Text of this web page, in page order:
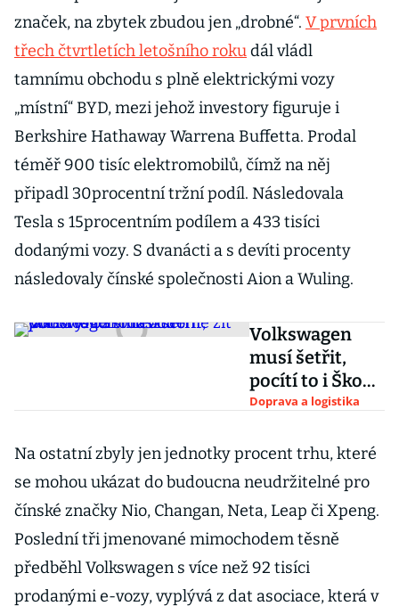
značek, na zbytek zbudou jen „drobné“. V prvních
třech čtvrtletích letošního rokudál vládl
tamnímu obchodu s plně elektrickými vozy
„místní“ BYD, mezi jehož investory figuruje i
Berkshire Hathaway Warrena Buffetta. Prodal
téměř 900 tisíc elektromobilů, čímž na něj
připadl 30procentní tržní podíl. Následovala
Tesla s 15procentním podílem a 433 tisíci
dodanými vozy. S dvanácti a s devíti procenty
následovaly čínské společnosti Aion a Wuling.
Volkswagen
musí šetřit,
pocítí to i Škoda
Auto. Odbory:
žít jako dosud
Doprava a logistika
Na ostatní zbyly jen jednotky procent trhu, které
se mohou ukázat do budoucna neudržitelné pro
čínské značky Nio, Changan, Neta, Leap či Xpeng.
Poslední tři jmenované mimochodem těsně
předběhl Volkswagen s více než 92 tisíci
prodanými e-vozy, vyplývá z dat asociace, která v